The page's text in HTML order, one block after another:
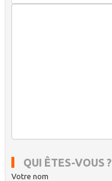
QUI ÊTES-VOUS ?
Votre nom